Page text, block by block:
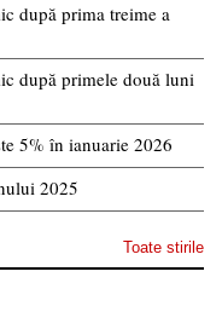
după prima treime a
după primele două luni
5% în ianuarie 2026
2025
Toate stirile